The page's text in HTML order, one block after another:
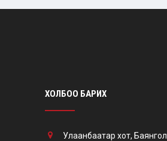
ХОЛБОО БАРИХ
Улаанбаатар хот, Баянгол